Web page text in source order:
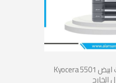
Kyocera 5501 ماكينة تصوير مستندات ابيض
الخارج